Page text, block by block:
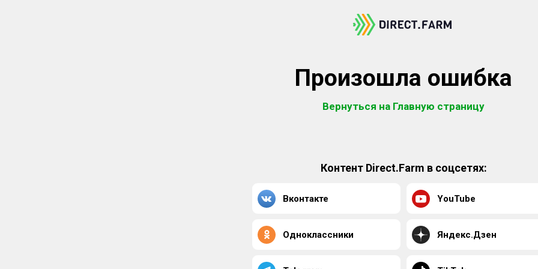
Произошла ошибка
Вернуться на Главную страницу
Контент Direct.Farm в соцсетях:
Вконтакте YouTube
Одноклассники Яндекс.Дзен